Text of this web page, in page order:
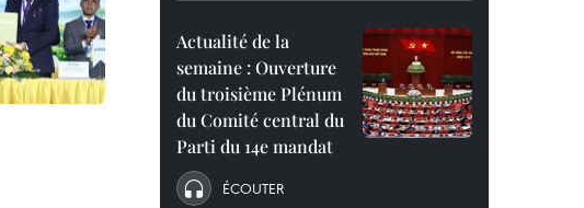
Actualité de la
semaine : Ouverture
du troisième Plénum
du Comité central du
Parti du 14e mandat
ÉCOUTER